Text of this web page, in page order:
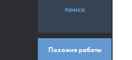
поиск
Похожие работы